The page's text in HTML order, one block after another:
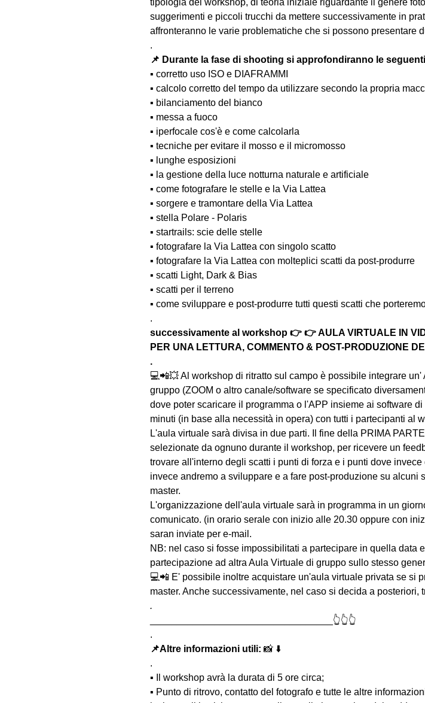
tipologia del workshop, di teoria iniziale riguardante il genere
suggerimenti e piccoli trucchi da mettere successivamente in
affronteranno le varie problematiche che si possono presentare
.
📌 Durante la fase di shooting si approfondiranno le
▪️ corretto uso ISO e DIAFRAMMI
▪️ calcolo corretto del tempo da utilizzare secondo la propria
▪️ bilanciamento del bianco
▪️ messa a fuoco
▪️ iperfocale cos'è e come calcolarla
▪️ tecniche per evitare il mosso e il micromosso
▪️ lunghe esposizioni
▪️ la gestione della luce notturna naturale e artificiale
▪️ come fotografare le stelle e la Via Lattea
▪️ sorgere e tramontare della Via Lattea
▪️ stella Polare - Polaris
▪️ startrails: scie delle stelle
▪️ fotografare la Via Lattea con singolo scatto
▪️ fotografare la Via Lattea con molteplici scatti da post-produrre
▪️ scatti Light, Dark & Bias
▪️ scatti per il terreno
▪️ come sviluppare e post-produrre tutti questi scatti che
.
successivamente al workshop 👉 👉 AULA VIRTUALE IN
PER UNA LETTURA, COMMENTO & POST-PRODUZIONE
.
💻📲💥 Al workshop di ritratto sul campo è possibile integrare
gruppo (ZOOM o altro canale/software se specificato
dove poter scaricare il programma o l'APP insieme ai software
minuti (in base alla necessità in opera) con tutti i partecipanti al
L'aula virtuale sarà divisa in due parti. Il fine della PRIMA
selezionate da ognuno durante il workshop, per ricevere un
trovare all'interno degli scatti i punti di forza e i punti dove
invece andremo a sviluppare e a fare post-produzione su
master.
L'organizzazione dell'aula virtuale sarà in programma in un
comunicato. (in orario serale con inizio alle 20.30 oppure con
saran inviate per e-mail.
NB: nel caso si fosse impossibilitati a partecipare in quella data
partecipazione ad altra Aula Virtuale di gruppo sullo stesso
💻📲 E' possibile inoltre acquistare un'aula virtuale privata se si
master. Anche successivamente, nel caso si decida a
.
__________________________________👆👆👆
.
📌Altre informazioni utili: 📸 ⬇️
.
▪️ Il workshop avrà la durata di 5 ore circa;
▪️ Punto di ritrovo, contatto del fotografo e tutte le altre